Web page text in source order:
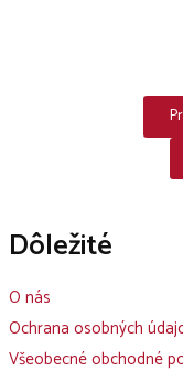
Dôležité
O nás
Ochrana osobných
Všeobecné obchodné